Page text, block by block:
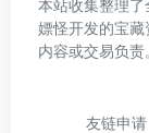
本站收集整理
嫖怪开发的宝
内容或交易负
友链申请